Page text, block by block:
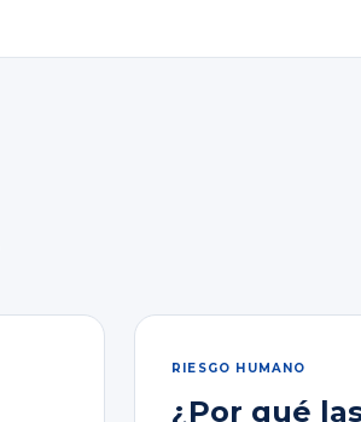
RIESGO HUMANO
¿Por qué